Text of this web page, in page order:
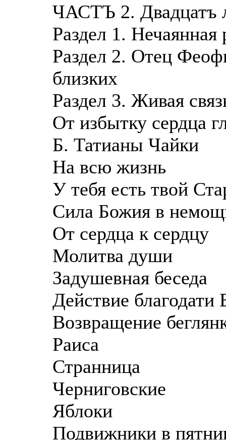
ЧАСТЪ 2. Двадцатъ
Раздел 1. Нечаянная
Раздел 2. Отец
близких
Раздел 3. Живая
От избытку сердца
Б. Татианы Чайки
На всю жизнь
У тебя есть твой
Сила Божия в
От сердца к сердцу
Молитва души
Задушевная беседа
Действие благодати
Возвращение
Раиса
Странница
Черниговские
Яблоки
Подвижники в